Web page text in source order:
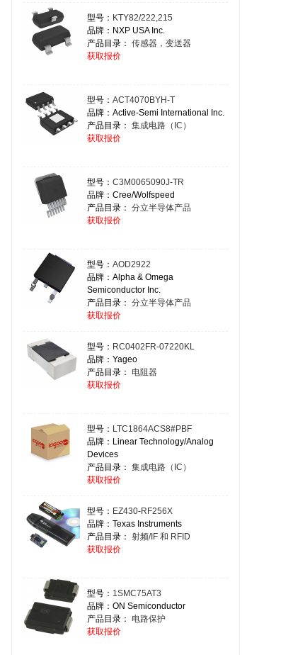
型号： KTY82/222,215
品牌：NXP USA Inc.
产品目录： 传感器，变送器
获取报价
型号： ACT4070BYH-T
品牌：Active-Semi International Inc.
产品目录： 集成电路（IC）
获取报价
型号： C3M0065090J-TR
品牌：Cree/Wolfspeed
产品目录： 分立半导体产品
获取报价
型号： AOD2922
品牌：Alpha & Omega
Semiconductor Inc.
产品目录： 分立半导体产品
获取报价
型号： RC0402FR-07220KL
品牌：Yageo
产品目录： 电阻器
获取报价
型号： LTC1864ACS8#PBF
品牌：Linear Technology/Analog
Devices
产品目录： 集成电路（IC）
获取报价
型号： EZ430-RF256X
品牌：Texas Instruments
产品目录： 射频/IF 和 RFID
获取报价
型号： 1SMC75AT3
品牌：ON Semiconductor
产品目录： 电路保护
获取报价